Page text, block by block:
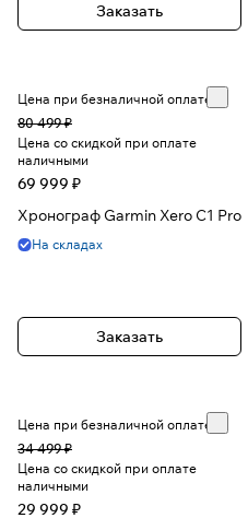
Заказать
Цена при безналичной оплате
80 499 ₽
Цена со скидкой при оплате
наличными
69 999 ₽
Хронограф Garmin Xero C1 Pro
На складах
Заказать
Цена при безналичной оплате
34 499 ₽
Цена со скидкой при оплате
наличными
29 999 ₽